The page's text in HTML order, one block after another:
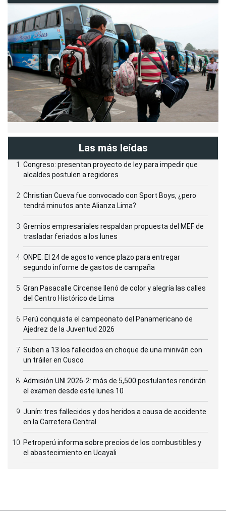
Las más leídas
Congreso: presentan proyecto de ley para impedir que
alcaldes postulen a regidores
Christian Cueva fue convocado con Sport Boys, ¿pero
tendrá minutos ante Alianza Lima?
Gremios empresariales respaldan propuesta del MEF de
trasladar feriados a los lunes
ONPE: El 24 de agosto vence plazo para entregar
segundo informe de gastos de campaña
Gran Pasacalle Circense llenó de color y alegría las calles
del Centro Histórico de Lima
Perú conquista el campeonato del Panamericano de
Ajedrez de la Juventud 2026
Suben a 13 los fallecidos en choque de una miniván con
un tráiler en Cusco
Admisión UNI 2026-2: más de 5,500 postulantes rendirán
el examen desde este lunes 10
Junín: tres fallecidos y dos heridos a causa de accidente
en la Carretera Central
Petroperú informa sobre precios de los combustibles y
el abastecimiento en Ucayali